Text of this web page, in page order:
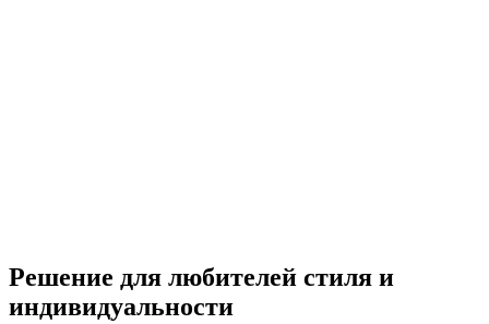
Решение для любителей стиля и
индивидуальности